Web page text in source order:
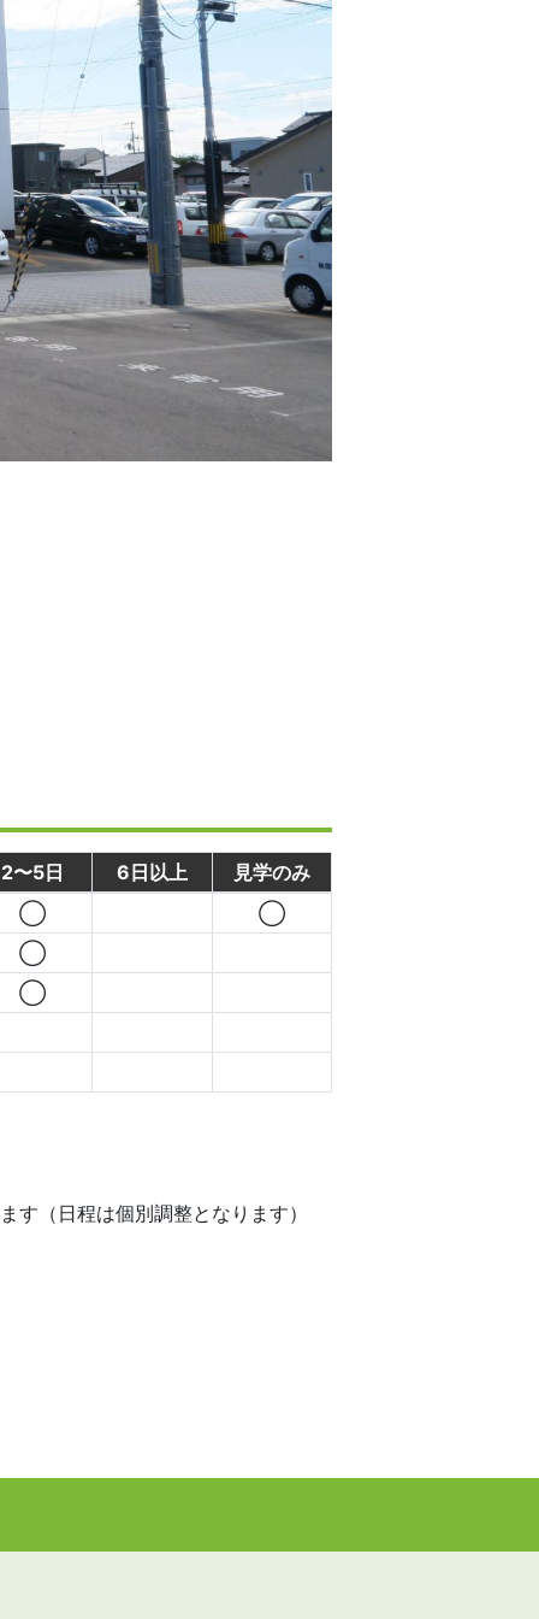
2〜5日 6日以上
見学のみ
◯
◯
◯
◯
（日程は個別調整となります）